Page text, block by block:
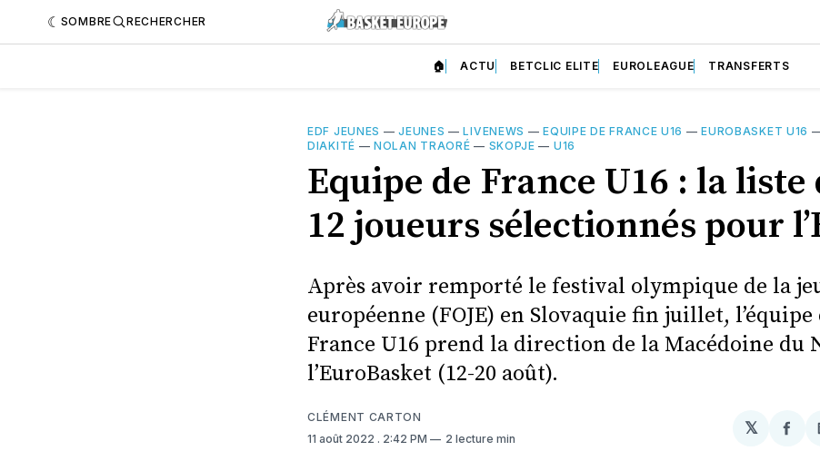
SOMBRE RECHERCHER
🏠 ACTU BETCLIC ELITE EUROLEAGUE TRANSFERTS
EDF JEUNES —JEUNES —LIVENEWS —EQUIPE DE FRANCE U16 —EUROBASKET U16
DIAKITÉ —NOLAN TRAORÉ — SKOPJE — U16
Equipe de France U16 : la liste
12 joueurs sélectionnés pour
Après avoir remporté le festival olympique de la
européenne (FOJE) en Slovaquie fin juillet, l’équipe
France U16 prend la direction de la Macédoine du
l’EuroBasket (12-20 août).
CLÉMENT CARTON
11 août 2022 . 2:42 PM 2 lecture min
𝕏